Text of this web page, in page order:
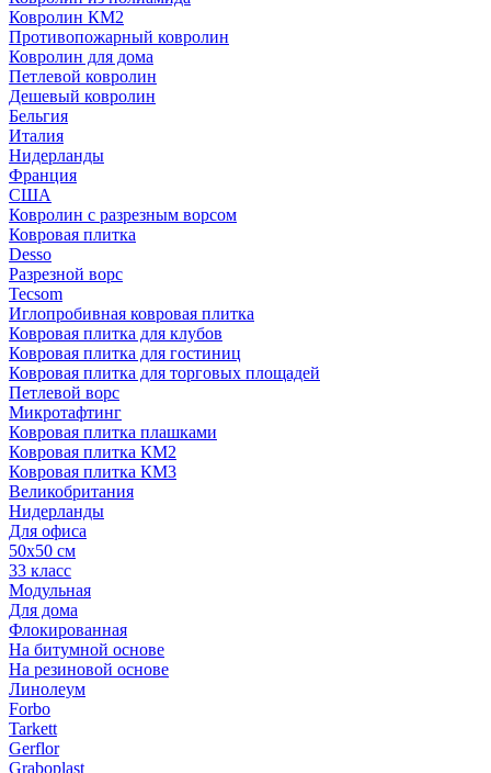
Ковролин КМ2
Противопожарный ковролин
Ковролин для дома
Петлевой ковролин
Дешевый ковролин
Бельгия
Италия
Нидерланды
Франция
США
Ковролин с разрезным ворсом
Ковровая плитка
Desso
Разрезной ворс
Tecsom
Иглопробивная ковровая плитка
Ковровая плитка для клубов
Ковровая плитка для гостиниц
Ковровая плитка для торговых площадей
Петлевой ворс
Микротафтинг
Ковровая плитка плашками
Ковровая плитка КМ2
Ковровая плитка КМ3
Великобритания
Нидерланды
Для офиса
50х50 см
33 класс
Модульная
Для дома
Флокированная
На битумной основе
На резиновой основе
Линолеум
Forbo
Tarkett
Gerflor
Graboplast